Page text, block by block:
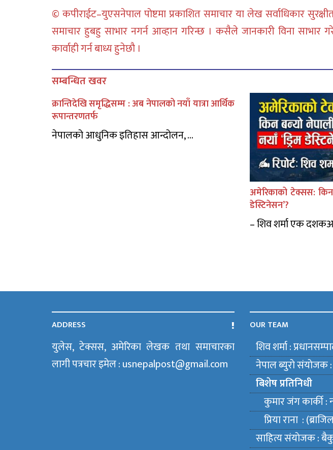
© कपीराईट–युएसनेपाल पोष्टमा प्रकाशित समाचार या लेख सर्वाधिकार
समाचार हुबहु साभार नगर्न आव्हान गरिन्छ । कसैले जानकारी विना साभार
कार्वाही गर्न बाध्य हुनेछौ ।
सम्बन्धित खवर
क्रान्तिदेखि समृद्धिसम्म : अब नेपालको नयाँ यात्रा आर्थिक
रूपान्तरणतर्फ
नेपालको आधुनिक इतिहास आन्दोलन, ...
अमेरिकाको टेक्सस: किन
डेस्टिनेसन’?
– शिव शर्मा एक
ADDRESS
युलेस, टेक्सस, अमेरिका लेखक तथा समाचारका
लागी पत्रचार इमेल : usnepalpost@gmail.com
OUR TEAM
शिव शर्मा :
नेपाल ब्युराे संयाेजक :
बिशेष प्रतिनिधी
कुमार जंग कार्की :
प्रिया राना :
साहित्य संयाेजक :